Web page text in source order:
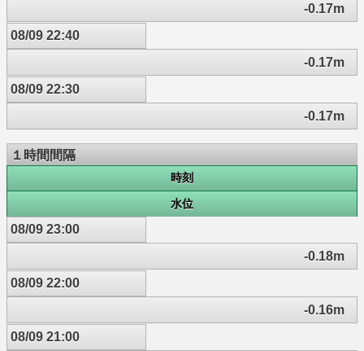
-0.17m
08/09 22:40
-0.17m
08/09 22:30
-0.17m
１時間間隔
時刻
水位
08/09 23:00
-0.18m
08/09 22:00
-0.16m
08/09 21:00